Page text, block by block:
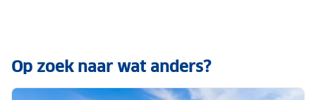
Op zoek naar wat anders?